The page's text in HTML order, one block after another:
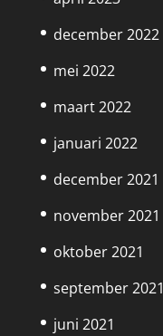
december 2022
mei 2022
maart 2022
januari 2022
december 2021
november 2021
oktober 2021
september 2021
juni 2021